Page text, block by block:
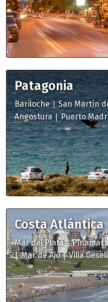
Patagonia
Bariloche|San Martín
Angostura|Puerto
Costa Atlántica
Mar del Plata|Pinamar
|Mar de Ajó|Villa Gesell